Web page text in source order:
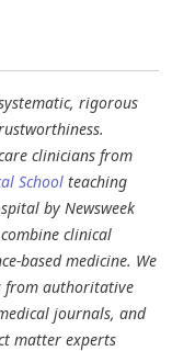
rigorous
clinicians from
School teaching
by Newsweek
clinical
based medicine. We
from authoritative
journals, and
matter experts